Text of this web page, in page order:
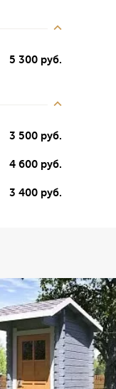
5 300 руб.
3 500 руб.
4 600 руб.
3 400 руб.